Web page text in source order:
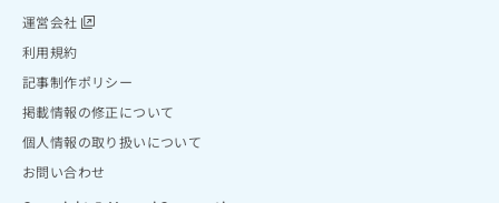
運営会社
利用規約
記事制作ポリシー
掲載情報の修正について
個人情報の取り扱いについて
お問い合わせ